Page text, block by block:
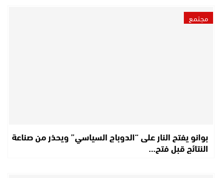
مجتمع
بوانو يفتح النار على “الدوباج السياسي” ويحذر من صناعة
النتائج قبل فتح…